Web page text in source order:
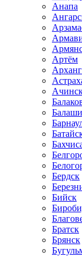
Анапа
Артём
Бердск
Бийск
Братск
Брянск